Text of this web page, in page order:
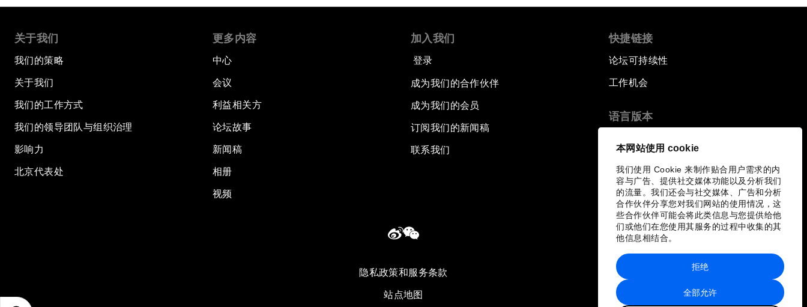
本网站使用 cookie
我们使用 Cookie 来制作贴合用户需求的内
容与广告、提供社交媒体功能以及分析我们
的流量。我们还会与社交媒体、广告和分析
合作伙伴分享您对我们网站的使用情况，这
些合作伙伴可能会将此类信息与您提供给他
们或他们在您使用其服务的过程中收集的其
他信息相结合。
全部允许
拒绝
关于我们
我们的策略
关于我们
我们的工作方式
我们的领导团队与组织治理
影响力
北京代表处
更多内容
中心
会议
利益相关方
论坛故事
新闻稿
相册
视频
加入我们
登录
成为我们的合作伙伴
成为我们的会员
订阅我们的新闻稿
联系我们
快捷链接
论坛可持续性
工作机会
语言版本
隐私政策和服务条款
站点地图